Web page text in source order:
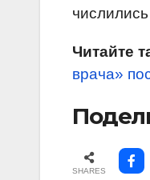
числились
Читайте
врача»
SHARES